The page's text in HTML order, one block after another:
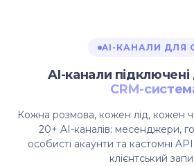
AI-КАНАЛИ ДЛЯ
AI-канали
CRM-
Кожна розмова, кожен лід, кожен
20+ AI-каналів: месенджери,
особисті акаунти та кастомні
клієнтський